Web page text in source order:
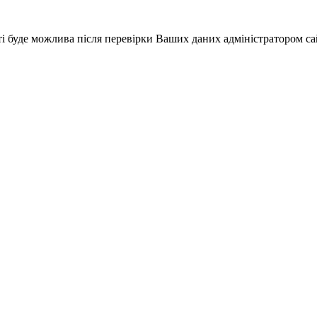
буде можлива після перевірки Ваших даних адміністратором